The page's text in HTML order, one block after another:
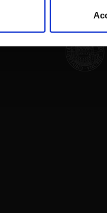
e social media, i
dei loro servizi.